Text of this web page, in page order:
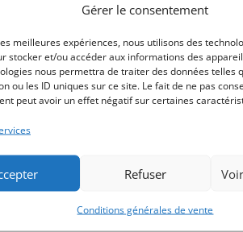
Gérer le consentement
meilleures expériences, nous utilisons des
stocker et/ou accéder aux informations des
nous permettra de traiter des données telles
ou les ID uniques sur ce site. Le fait de ne pas
peut avoir un effet négatif sur certaines
Refuser
Conditions générales de vente
en costume traditionnel
de la marjolaine, du thym, de la